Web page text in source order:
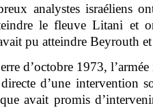
analystes israéliens
le fleuve Litani et
pu atteindre Beyrouth
d’octobre 1973, l’armée
d’une intervention
avait promis